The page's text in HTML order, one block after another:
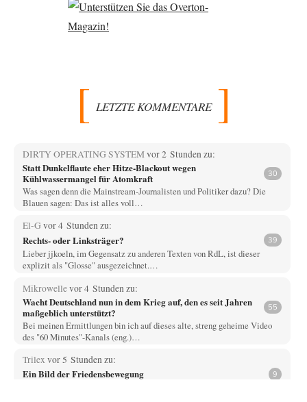
LETZTE KOMMENTARE
DIRTY OPERATING SYSTEMvor 2 Stunden zu:
Statt Dunkelflaute eher Hitze-Blackout wegen
Kühlwassermangel für Atomkraft
30
Was sagen denn die Mainstream-Journalisten und Politiker dazu? Die
Blauen sagen: Das ist alles voll…
El-Gvor 4 Stunden zu:
Rechts- oder Linksträger? 39
Lieber jjkoeln, im Gegensatz zu anderen Texten von RdL, ist dieser
explizit als "Glosse" ausgezeichnet.…
Mikrowellevor 4 Stunden zu:
Wacht Deutschland nun in dem Krieg auf, den es seit Jahren
maßgeblich unterstützt?
55
Bei meinen Ermittlungen bin ich auf dieses alte, streng geheime Video
des "60 Minutes"-Kanals (eng.)…
Trilex vor 5 Stunden zu:
Ein Bild der Friedensbewegung 9